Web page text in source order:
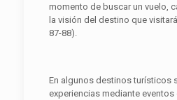
momento de buscar un vuelo,
la visión del destino que
87-88).
En algunos destinos turísticos
experiencias mediante eventos